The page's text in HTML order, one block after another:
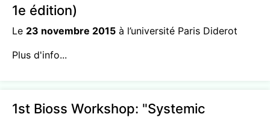
1e édition)
Le 23 novembre 2015 à l’université Paris Diderot
Plus d'info...
1st Bioss Workshop: "Systemic